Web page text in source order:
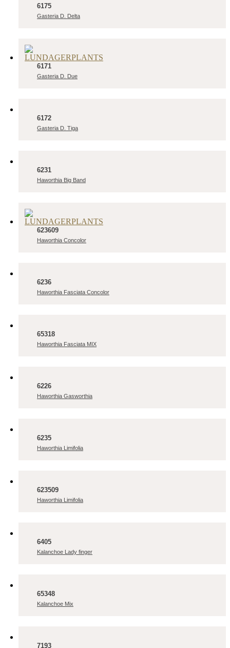
6175
Gasteria D. Delta
6171
Gasteria D. Due
6172
Gasteria D. Tiga
6231
Haworthia Big Band
623609
Haworthia Concolor
6236
Haworthia Fasciata Concolor
65318
Haworthia Fasciata MIX
6226
Haworthia Gasworthia
6235
Haworthia Limifolia
623509
Haworthia Limifolia
6405
Kalanchoe Lady finger
65348
Kalanchoe Mix
7193